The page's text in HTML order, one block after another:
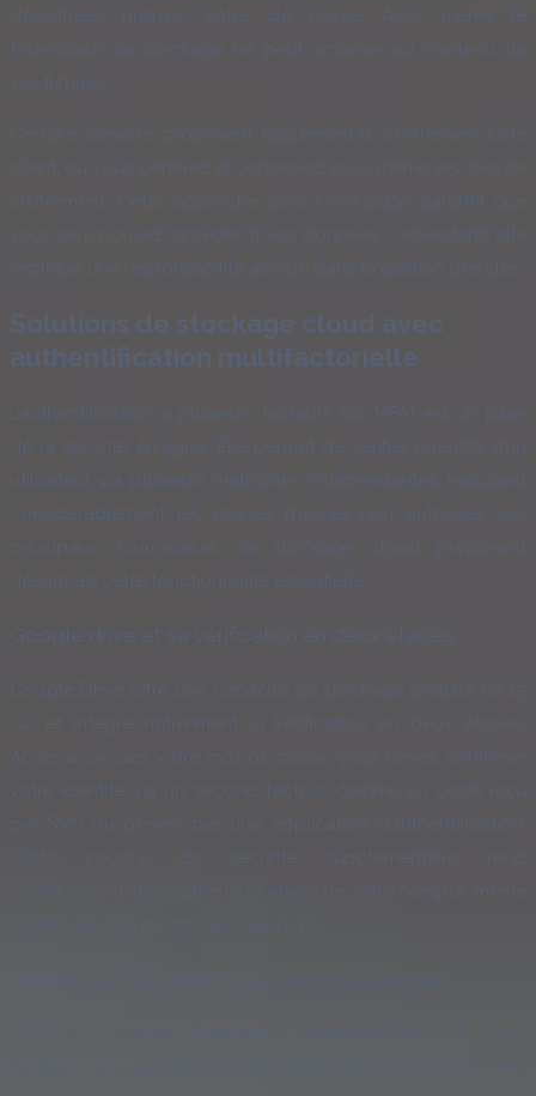
déchiffrées qu’avec votre clé privée. Ainsi, même le
fournisseur de stockage ne peut accéder au contenu de
vos fichiers.
Certains services proposent également le chiffrement côté
client, où vous générez et conservez vous-même les clés de
chiffrement. Cette approche
Zero Knowledge garantit que
vous seul pouvez accéder à vos données. Cependant, elle
implique une responsabilité accrue dans la gestion des clés.
Solutions de stockage cloud avec
authentification multifactorielle
L’authentification à plusieurs facteurs (ou MFA) est un pilier
de la sécurité en ligne. Elle permet de vérifier l’identité d’un
utilisateur via plusieurs méthodes indépendantes, réduisant
considérablement les risques d’accès non autorisés. Les
principaux fournisseurs de stockage cloud proposent
désormais cette fonctionnalité essentielle.
Google drive et sa vérification en deux étapes
Google Drive offre une capacité de stockage gratuite de 15
Go et intègre nativement la vérification en deux étapes.
Après avoir saisi votre mot de passe, vous devez confirmer
votre identité via un second facteur comme un code reçu
par SMS ou généré par une application d’authentification.
Cette couche de sécurité supplémentaire rend
pratiquement impossible le piratage de votre compte, même